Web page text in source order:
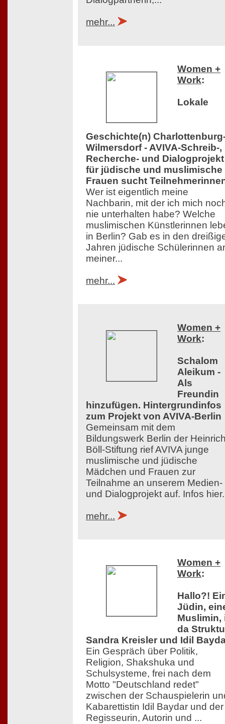
mehr...
Women +
Work:
Lokale
Geschichte(n)
Wilmersdorf - AVIVA-Schreib-,
Recherche- und Dialogprojekt
für jüdische und muslimische
Frauen sucht
Wer ist eigentlich meine
Nachbarin, mit der ich mich
nie unterhalten habe? Welche
muslimischen Künstlerinnen
in Berlin? Gab es in den
Jahren jüdische Schülerinnen
meiner...
mehr...
Women +
Work:
Schalom
Aleikum -
Als
Freundin
hinzufügen. Hintergrundinfos
zum Projekt von AVIVA-Berlin
Gemeinsam mit dem
Bildungswerk Berlin der
Böll-Stiftung rief AVIVA junge
muslimische und jüdische
Mädchen und Frauen zur
Teilnahme an unserem Medien-
und Dialogprojekt auf. Infos
mehr...
Women +
Work:
Hallo?!
Jüdin,
Muslimin,
da
Sandra Kreisler und Idil
Ein Gespräch über Politik,
Religion, Shakshuka und
Schulsysteme, frei nach dem
Motto "Deutschland redet"
zwischen der Schauspielerin
Kabarettistin Idil Baydar und der
Regisseurin, Autorin und ...